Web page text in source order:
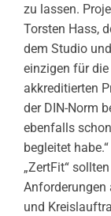
zu lassen.
Torsten Hass,
dem Studio
einzigen für
akkreditierten
der DIN-Norm
ebenfalls
begleitet
„ZertFit“
Anforderungen
und